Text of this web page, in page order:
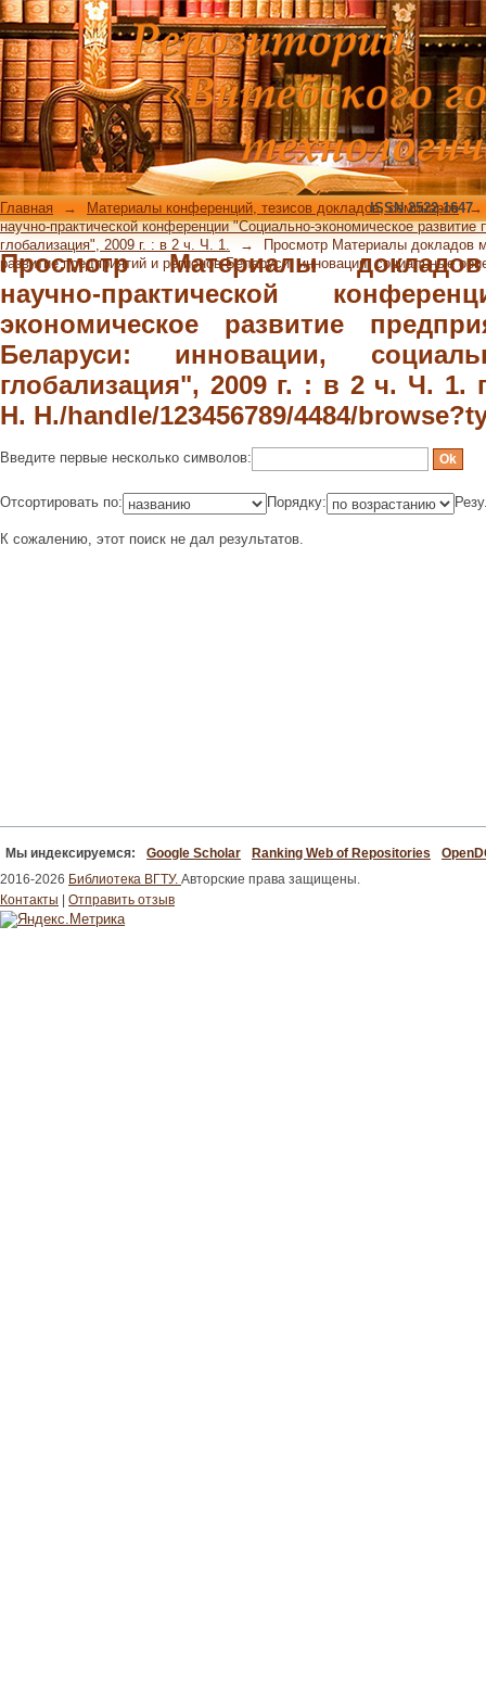
Просмотр Материалы докладов
конференции "Социально-
Беларуси: инновации, социальные
Ч. 1. по автору "Батова, Н. Н./
Главная → Материалы конференций, тезисов докладов, семинаров →
научно-практической конференции "Социально-экономическое
глобализация", 2009 г. : в 2 ч. Ч. 1.
→
Просмотр Материалы докладов
развитие предприятий и регионов Беларуси: инновации, социальные
ISSN 2522-1647
Просмотр Материалы
научно-практической
экономическое развитие
Беларуси: инновации,
глобализация", 2009 г. : в 2 ч. Ч. 1.
Н. Н./handle/123456789/4484/
Введите первые несколько символов:
Отсортировать по: Порядку:
К сожалению, этот поиск не дал результатов.
Мы индексируемся: Google Scholar Ranking Web of Repositories
2016-2026 Библиотека ВГТУ. Авторские права защищены.
Контакты
Отправить отзыв